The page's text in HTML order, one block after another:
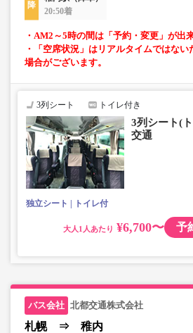
20:50着
・AM2～5時の間は「予約・変更」が出
・「空席状況」はリアルタイムではな
場合がございます。
3列シート トイレ付き
3列シート(
交通
独立シート トイレ付
大人 ¥6,700〜 予
北都交通株式会社
札幌 ⇒ 稚内